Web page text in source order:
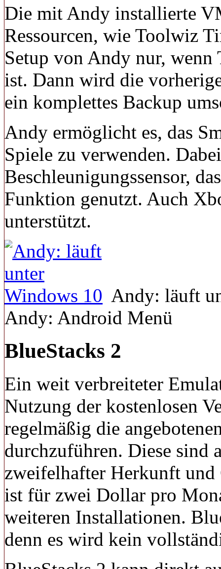
Die mit Andy installierte
Ressourcen, wie Toolwiz
Setup von Andy nur, wenn
ist. Dann wird die
ein komplettes Backup
Andy ermöglicht es, das
Spiele zu verwenden.
Beschleunigungssensor,
Funktion genutzt. Auch
unterstützt.
Andy: läuft
Andy: Android Menü
BlueStacks 2
Ein weit verbreiteter
Nutzung der kostenlosen
regelmäßig die
durchzuführen. Diese sind
zweifelhafter Herkunft
ist für zwei Dollar pro
weiteren Installationen.
denn es wird kein